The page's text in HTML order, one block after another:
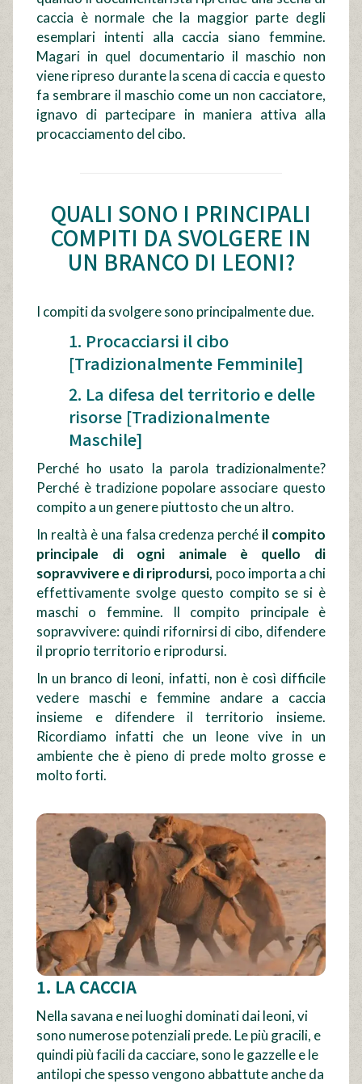
caccia è normale che la maggior parte degli
esemplari intenti alla caccia siano femmine.
Magari in quel documentario il maschio non
viene ripreso durante la scena di caccia e questo
fa sembrare il maschio come un non cacciatore,
ignavo di partecipare in maniera attiva alla
procacciamento del cibo.
QUALI SONO I PRINCIPALI
COMPITI DA SVOLGERE IN
UN BRANCO DI LEONI?
I compiti da svolgere sono principalmente due.
1. Procacciarsi il cibo
[Tradizionalmente Femminile]
2. La difesa del territorio e delle
risorse [Tradizionalmente
Maschile]
Perché ho usato la parola tradizionalmente?
Perché è tradizione popolare associare questo
compito a un genere piuttosto che un altro.
In realtà è una falsa credenza perché il compito
principale di ogni animale è quello di
sopravvivere e di riprodursi, poco importa a chi
effettivamente svolge questo compito se si è
maschi o femmine. Il compito principale è
sopravvivere: quindi rifornirsi di cibo, difendere
il proprio territorio e riprodursi.
In un branco di leoni, infatti, non è così difficile
vedere maschi e femmine andare a caccia
insieme e difendere il territorio insieme.
Ricordiamo infatti che un leone vive in un
ambiente che è pieno di prede molto grosse e
molto forti.
1. LA CACCIA
Nella savana e nei luoghi dominati dai leoni, vi
sono numerose potenziali prede. Le più gracili, e
quindi più facili da cacciare, sono le gazzelle e le
antilopi che spesso vengono abbattute anche da